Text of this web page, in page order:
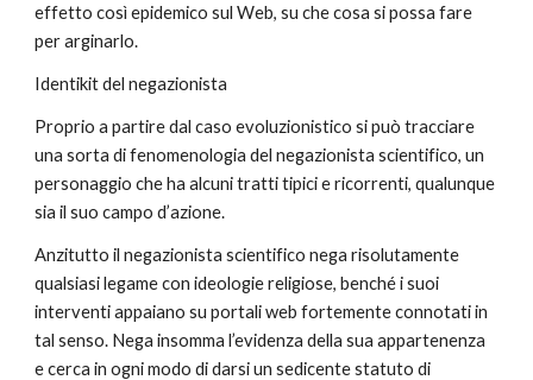
effetto così epidemico sul Web, su che cosa si possa fare
per arginarlo.
Identikit del negazionista
Proprio a partire dal caso evoluzionistico si può tracciare
una sorta di fenomenologia del negazionista scientifico, un
personaggio che ha alcuni tratti tipici e ricorrenti, qualunque
sia il suo campo d’azione.
Anzitutto il negazionista scientifico nega risolutamente
qualsiasi legame con ideologie religiose, benché i suoi
interventi appaiano su portali web fortemente connotati in
tal senso. Nega insomma l’evidenza della sua appartenenza
e cerca in ogni modo di darsi un sedicente statuto di